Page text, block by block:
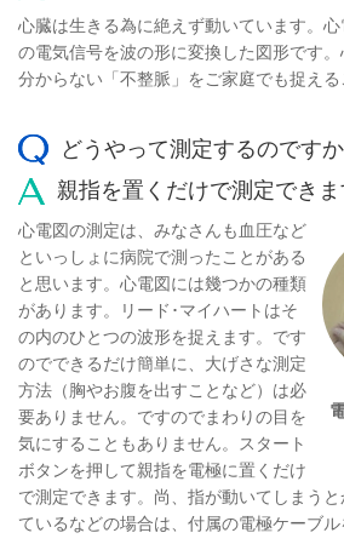
心臓は生きる為に絶えず動いています。
の電気信号を波の形に変換した図形です
分からない「不整脈」をご家庭でも捉える
どうやって測定するのですか
親指を置くだけで測定できま
心電図の測定は、みなさんも血圧など
といっしょに病院で測ったことがある
と思います。心電図には幾つかの種類
があります。リード･マイハートはそ
の内のひとつの波形を捉えます。です
のでできるだけ簡単に、大げさな測定
方法（胸やお腹を出すことなど）は必
要ありません。ですのでまわりの目を
気にすることもありません。スタート
ボタンを押して親指を電極に置くだけ
で測定できます。尚、指が動いてしまう
ているなどの場合は、付属の電極ケーブル